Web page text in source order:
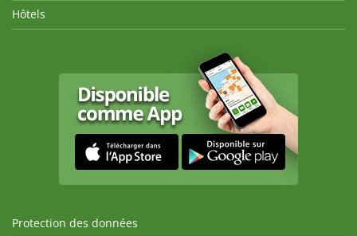
Hôtels
Protection des données